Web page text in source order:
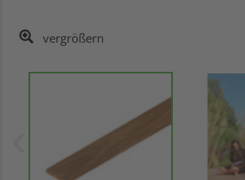
vergrößern